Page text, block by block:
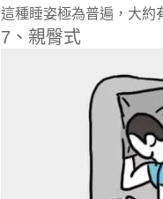
這種睡姿極為普遍，大約
7、親臀式